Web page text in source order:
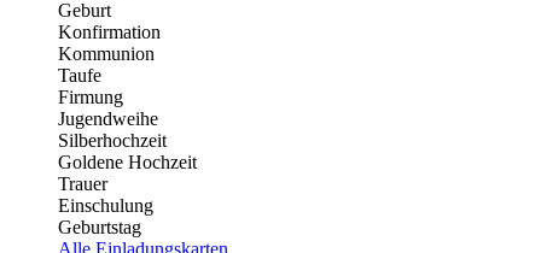
Geburt
Konfirmation
Kommunion
Taufe
Firmung
Jugendweihe
Silberhochzeit
Goldene Hochzeit
Trauer
Einschulung
Geburtstag
Alle Einladungskarten